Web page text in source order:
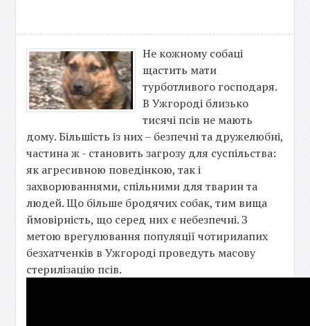
Не кожному собаці
щастить мати
турботливого господаря.
В Ужгороді близько
тисячі псів не мають
дому. Більшість із них – безпечні та дружелюбні,
частина ж - становить загрозу для суспільства:
як агресивною поведінкою, так і
захворюваннями, спільними для тварин та
людей. Що більше бродячих собак, тим вища
ймовірність, що серед них є небезпечні. З
метою врегулювання популяції чотирилапих
безхатченків в Ужгороді проведуть масову
стерилізацію псів.